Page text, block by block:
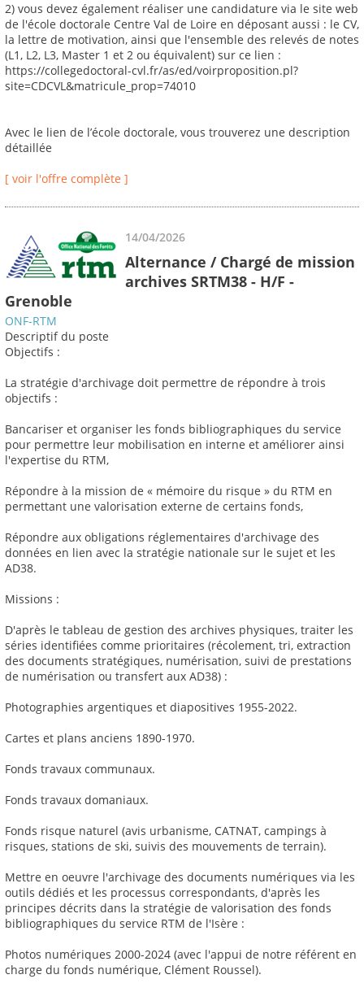
2) vous devez également réaliser une candidature via le site web
de l'école doctorale Centre Val de Loire en déposant aussi : le CV,
la lettre de motivation, ainsi que l'ensemble des relevés de notes
(L1, L2, L3, Master 1 et 2 ou équivalent) sur ce lien :
https://collegedoctoral-cvl.fr/as/ed/voirproposition.pl?
site=CDCVL&matricule_prop=74010
Avec le lien de l’école doctorale, vous trouverez une description
détaillée
[ voir l'offre complète ]
14/04/2026
Alternance / Chargé de mission
archives SRTM38 - H/F -
Grenoble
ONF-RTM
Descriptif du poste
Objectifs :
La stratégie d'archivage doit permettre de répondre à trois
objectifs :
Bancariser et organiser les fonds bibliographiques du service
pour permettre leur mobilisation en interne et améliorer ainsi
l'expertise du RTM,
Répondre à la mission de « mémoire du risque » du RTM en
permettant une valorisation externe de certains fonds,
Répondre aux obligations réglementaires d'archivage des
données en lien avec la stratégie nationale sur le sujet et les
AD38.
Missions :
D'après le tableau de gestion des archives physiques, traiter les
séries identifiées comme prioritaires (récolement, tri, extraction
des documents stratégiques, numérisation, suivi de prestations
de numérisation ou transfert aux AD38) :
Photographies argentiques et diapositives 1955-2022.
Cartes et plans anciens 1890-1970.
Fonds travaux communaux.
Fonds travaux domaniaux.
Fonds risque naturel (avis urbanisme, CATNAT, campings à
risques, stations de ski, suivis des mouvements de terrain).
Mettre en oeuvre l'archivage des documents numériques via les
outils dédiés et les processus correspondants, d'après les
principes décrits dans la stratégie de valorisation des fonds
bibliographiques du service RTM de l'Isère :
Photos numériques 2000-2024 (avec l'appui de notre référent en
charge du fonds numérique, Clément Roussel).